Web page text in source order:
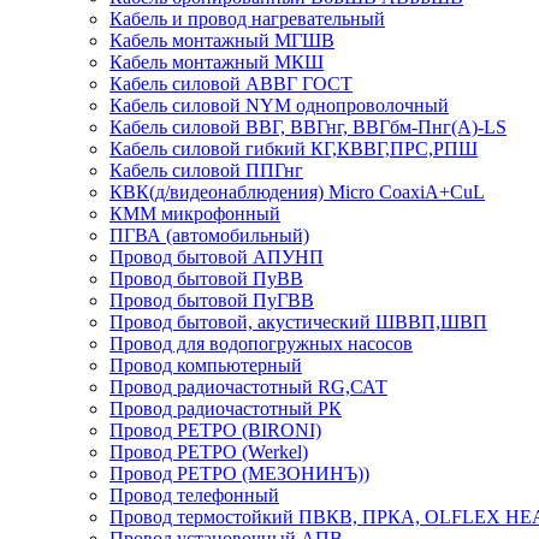
Кабель и провод нагревательный
Кабель монтажный МГШВ
Кабель монтажный МКШ
Кабель силовой АВВГ ГОСТ
Кабель силовой NYM однопроволочный
Кабель силовой ВВГ, ВВГнг, ВВГбм-Пнг(А)-LS
Кабель силовой гибкий КГ,КВВГ,ПРС,РПШ
Кабель силовой ППГнг
КВК(д/видеонаблюдения) Micro CoaxiA+CuL
КММ микрофонный
ПГВА (автомобильный)
Провод бытовой АПУНП
Провод бытовой ПуВВ
Провод бытовой ПуГВВ
Провод бытовой, акустический ШВВП,ШВП
Провод для водопогружных насосов
Провод компьютерный
Провод радиочастотный RG,САТ
Провод радиочастотный РК
Провод РЕТРО (BIRONI)
Провод РЕТРО (Werkel)
Провод РЕТРО (МЕЗОНИНЪ))
Провод телефонный
Провод термостойкий ПВКВ, ПРКА, OLFLEX